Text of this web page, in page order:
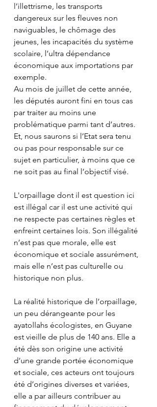
l’illettrisme, les transports
dangereux sur les fleuves non
naviguables, le chômage des
jeunes, les incapacités du système
scolaire, l’ultra dépendance
économique aux importations par
exemple.
Au mois de juillet de cette année,
les députés auront fini en tous cas
par traiter au moins une
problématique parmi tant d’autres.
Et, nous saurons si l’Etat sera tenu
ou pas pour responsable sur ce
sujet en particulier, à moins que ce
ne soit pas au final l’objectif visé.
L'orpaillage dont il est question ici
est illégal car il est une activité qui
ne respecte pas certaines règles et
enfreint certaines lois. Son illégalité
n’est pas que morale, elle est
économique et sociale assurément,
mais elle n’est pas culturelle ou
historique non plus.
La réalité historique de l’orpaillage,
un peu dérangeante pour les
ayatollahs écologistes, en Guyane
est vieille de plus de 140 ans. Elle a
été dès son origine une activité
d’une grande portée économique
et sociale, ces acteurs ont toujours
été d’origines diverses et variées,
elle a par ailleurs contribuer au